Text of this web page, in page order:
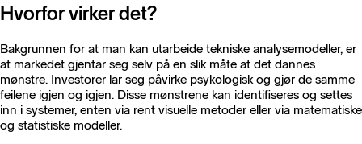
Hvorfor virker det?
Bakgrunnen for at man kan utarbeide tekniske analysemodeller, er
at markedet gjentar seg selv på en slik måte at det dannes
mønstre. Investorer lar seg påvirke psykologisk og gjør de samme
feilene igjen og igjen. Disse mønstrene kan identifiseres og settes
inn i systemer, enten via rent visuelle metoder eller via matematiske
og statistiske modeller.